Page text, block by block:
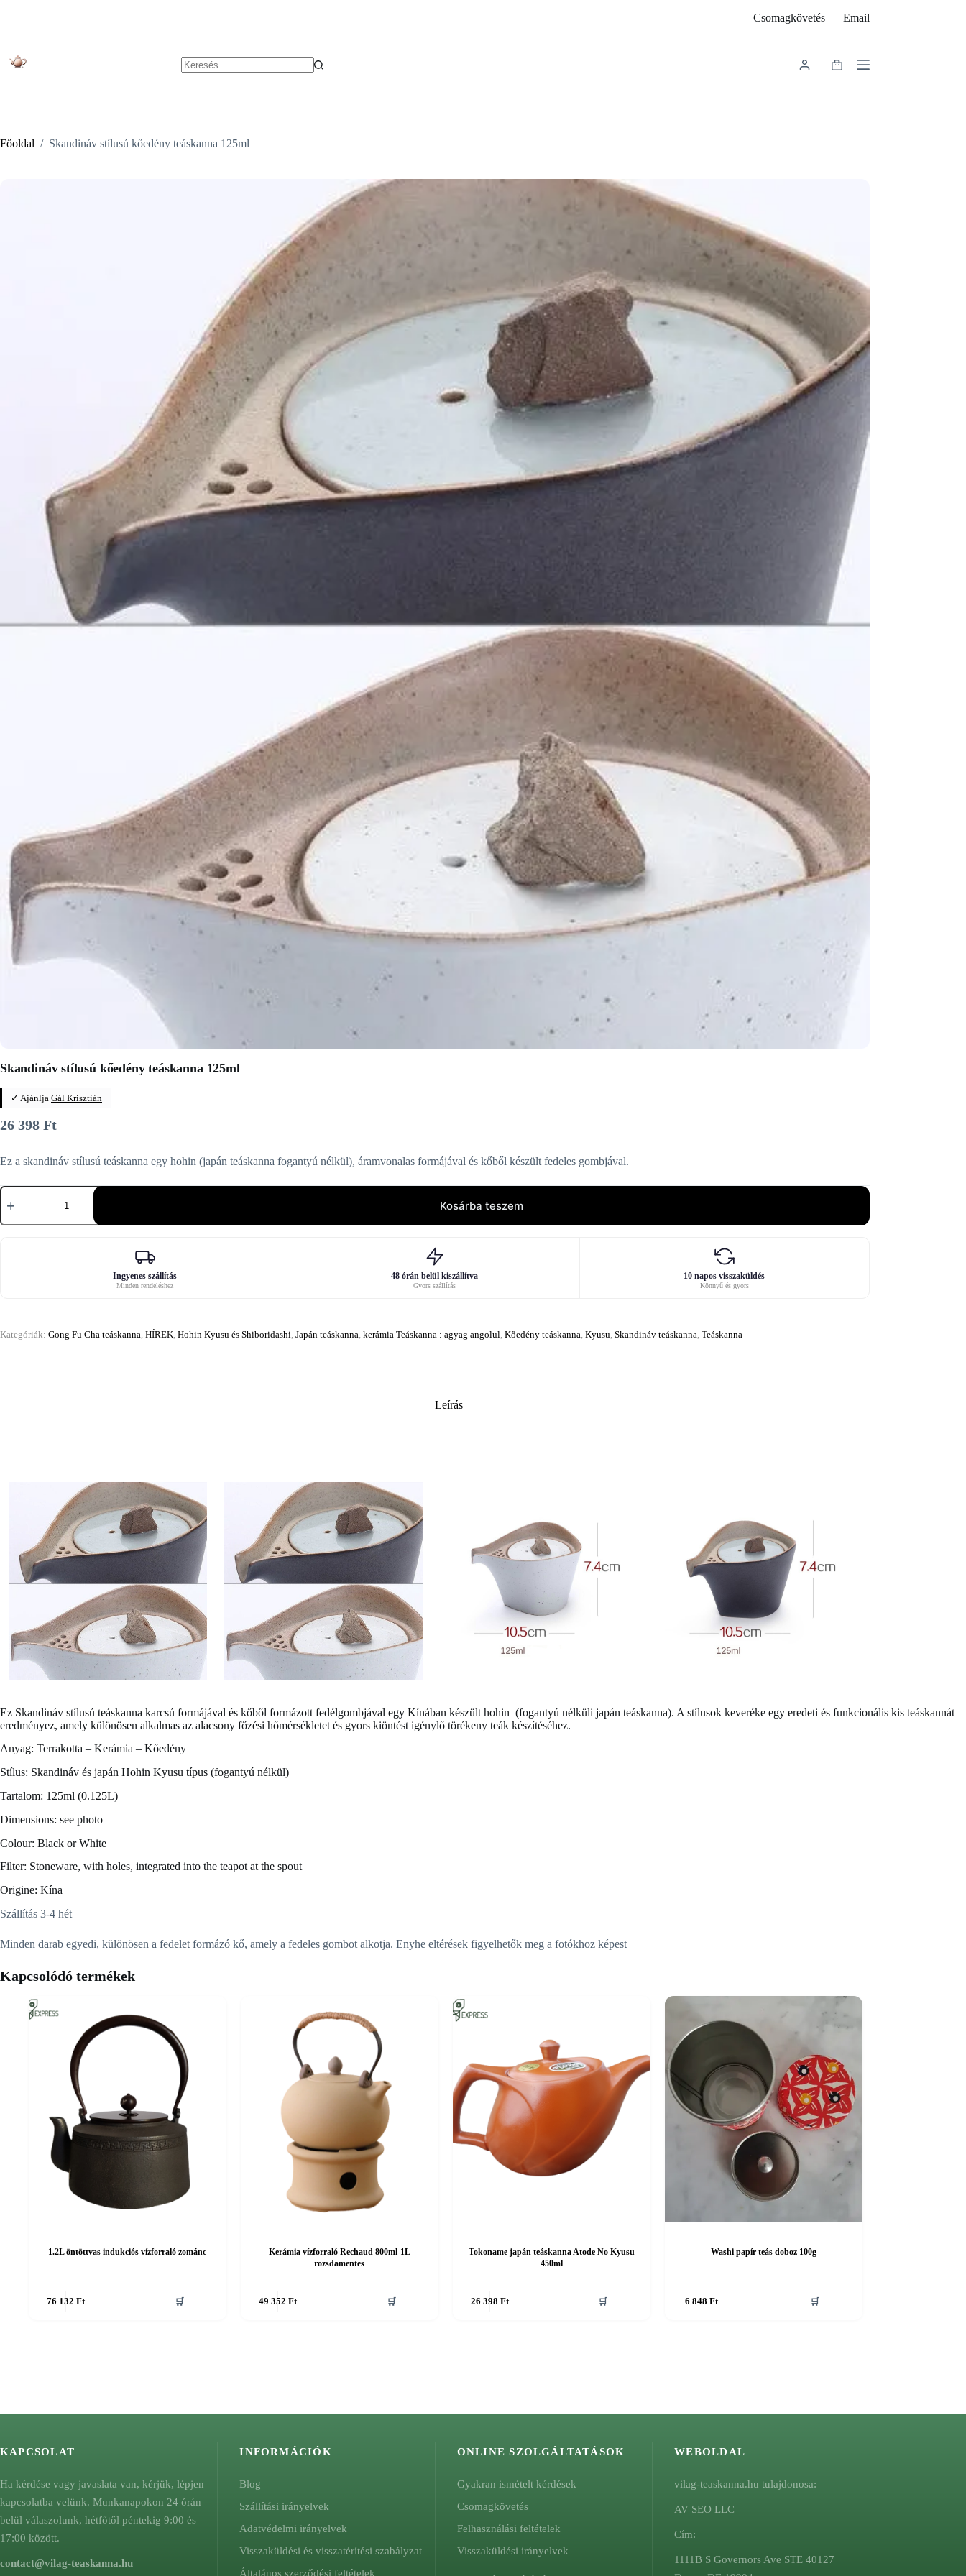
Csomagkövetés Email
Shopping
Főoldal / Skandináv stílusú kőedény teáskanna 125ml
Skandináv stílusú kőedény teáskanna 125ml
✓ Ajánlja Gál Krisztián
26 398 Ft
Ez a skandináv stílusú teáskanna egy hohin (japán teáskanna fogantyú nélkül), áramvonalas formájával és kőből készült fedeles gombjával.
Skandináv
stílusú
teáskanna
Kosárba teszem
Ingyenes szállítás
Minden rendeléshez
48 órán belül kiszállítva
Gyors szállítás
10 napos visszaküldés
Könnyű és gyors
Kategóriák: Gong Fu Cha teáskanna HÍREK Hohin Kyusu és Shiboridashi Japán teáskanna kerámia Teáskanna : agyag angolul Kőedény teáskanna Kyusu Skandináv teáskanna Teáskanna
Leírás
Ez Skandináv stílusú teáskanna karcsú formájával és kőből formázott fedélgombjával egy Kínában készült hohin (fogantyú nélküli japán teáskanna). A stílusok keveréke egy eredeti és funkcionális kis teáskannát
eredményez, amely különösen alkalmas az alacsony főzési hőmérsékletet és gyors kiöntést igénylő törékeny teák készítéséhez.
Anyag: Terrakotta – Kerámia – Kőedény
Stílus: Skandináv és japán Hohin Kyusu típus (fogantyú nélkül)
Tartalom: 125ml (0.125L)
Dimensions: see photo
Colour: Black or White
Filter: Stoneware, with holes, integrated into the teapot at the spout
Origine: Kína
Szállítás 3-4 hét
Minden darab egyedi, különösen a fedelet formázó kő, amely a fedeles gombot alkotja. Enyhe eltérések figyelhetők meg a fotókhoz képest
Kapcsolódó termékek
1.2L öntöttvas indukciós vízforraló zománc
76 132Ft 🛒
Kerámia vízforraló Rechaud 800ml-1L
rozsdamentes
49 352Ft 🛒
Tokoname japán teáskanna Atode No Kyusu
450ml
26 398 Ft 🛒
Washi papír teás doboz 100g
6 848Ft 🛒
KAPCSOLAT
Ha kérdése vagy javaslata van, kérjük, lépjen
kapcsolatba velünk. Munkanapokon 24 órán
belül válaszolunk, hétfőtől péntekig 9:00 és
17:00 között.
contact@vilag-teaskanna.hu
INFORMÁCIÓK
Blog
Szállítási irányelvek
Adatvédelmi irányelvek
Visszaküldési és visszatérítési szabályzat
Általános szerződési feltételek
ONLINE SZOLGÁLTATÁSOK
Gyakran ismételt kérdések
Csomagkövetés
Felhasználási feltételek
Visszaküldési irányelvek
WEBOLDAL
vilag-teaskanna.hu tulajdonosa:
AV SEO LLC
Cím:
1111B S Governors Ave STE 40127